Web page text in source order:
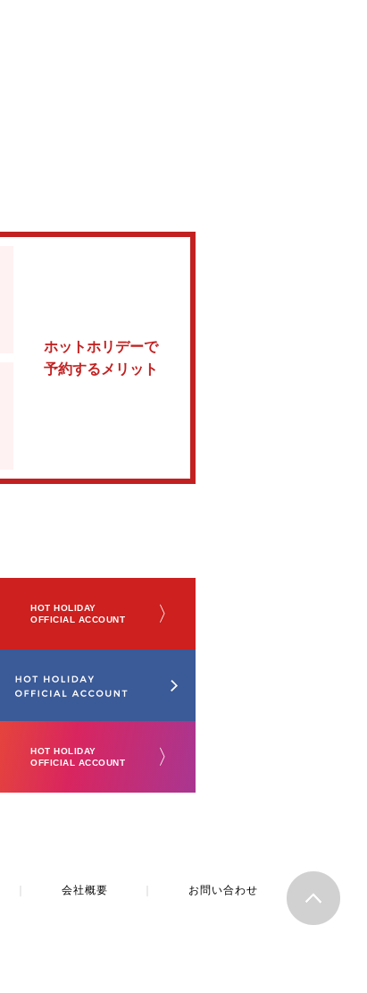
ホットホリデーで
予約するメリット
HOT HOLIDAY
OFFICIAL ACCOUNT
〉
HOT HOLIDAY
OFFICIAL ACCOUNT
〉
会社概要 お問い合わせ